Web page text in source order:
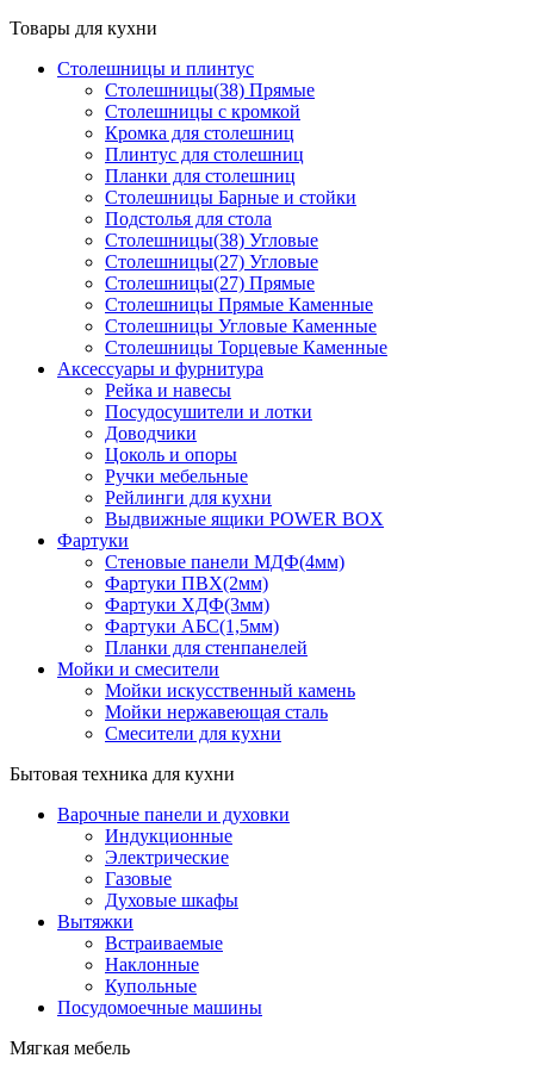
Товары для кухни
Столешницы и плинтус
Столешницы(38) Прямые
Столешницы с кромкой
Кромка для столешниц
Плинтус для столешниц
Планки для столешниц
Столешницы Барные и стойки
Подстолья для стола
Столешницы(38) Угловые
Столешницы(27) Угловые
Столешницы(27) Прямые
Столешницы Прямые Каменные
Столешницы Угловые Каменные
Столешницы Торцевые Каменные
Аксессуары и фурнитура
Рейка и навесы
Посудосушители и лотки
Доводчики
Цоколь и опоры
Ручки мебельные
Рейлинги для кухни
Выдвижные ящики POWER BOX
Фартуки
Стеновые панели МДФ(4мм)
Фартуки ПВХ(2мм)
Фартуки ХДФ(3мм)
Фартуки АБС(1,5мм)
Планки для стенпанелей
Мойки и смесители
Мойки искусственный камень
Мойки нержавеющая сталь
Смесители для кухни
Бытовая техника для кухни
Варочные панели и духовки
Индукционные
Электрические
Газовые
Духовые шкафы
Вытяжки
Встраиваемые
Наклонные
Купольные
Посудомоечные машины
Мягкая мебель